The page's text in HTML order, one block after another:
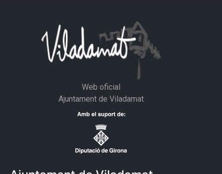
Web oficial
Ajuntament de Viladamat